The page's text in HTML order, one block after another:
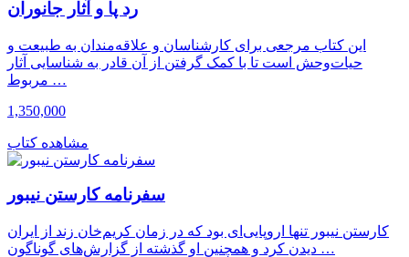
رد پا و آثار جانوران
این کتاب مرجعی برای کارشناسان و علاقه‌مندان به طبیعت و
حیات‌وحش است تا با کمک گرفتن از آن قادر به شناسایی آثار
مربوط …
1,350,000
مشاهده کتاب
سفرنامه کارستن نیبور
کارستن نیبور تنها اروپایی‌ای بود که در زمان کریم‌خان زند از ایران
دیدن کرد و همچنین او گذشته از گزارش‌های گوناگون …